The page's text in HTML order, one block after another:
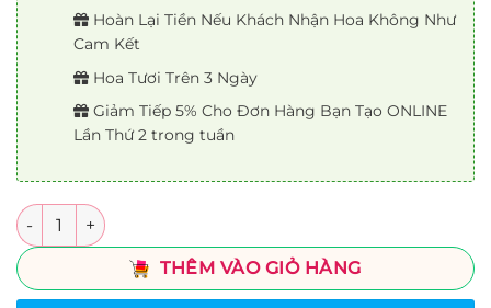
Hoàn Lại Tiền Nếu Khách Nhận Hoa Không Như
Cam Kết
Hoa Tươi Trên 3 Ngày
Giảm Tiếp 5% Cho Đơn Hàng Bạn Tạo ONLINE
Lần Thứ 2 trong tuần
Số lượng
THÊM VÀO GIỎ HÀNG